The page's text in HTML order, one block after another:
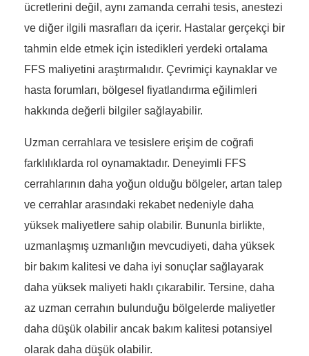
ücretlerini değil, aynı zamanda cerrahi tesis, anestezi
ve diğer ilgili masrafları da içerir. Hastalar gerçekçi bir
tahmin elde etmek için istedikleri yerdeki ortalama
FFS maliyetini araştırmalıdır. Çevrimiçi kaynaklar ve
hasta forumları, bölgesel fiyatlandırma eğilimleri
hakkında değerli bilgiler sağlayabilir.
Uzman cerrahlara ve tesislere erişim de coğrafi
farklılıklarda rol oynamaktadır. Deneyimli FFS
cerrahlarının daha yoğun olduğu bölgeler, artan talep
ve cerrahlar arasındaki rekabet nedeniyle daha
yüksek maliyetlere sahip olabilir. Bununla birlikte,
uzmanlaşmış uzmanlığın mevcudiyeti, daha yüksek
bir bakım kalitesi ve daha iyi sonuçlar sağlayarak
daha yüksek maliyeti haklı çıkarabilir. Tersine, daha
az uzman cerrahın bulunduğu bölgelerde maliyetler
daha düşük olabilir ancak bakım kalitesi potansiyel
olarak daha düşük olabilir.